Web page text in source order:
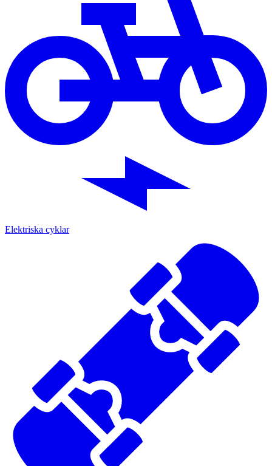
Elektriska cyklar